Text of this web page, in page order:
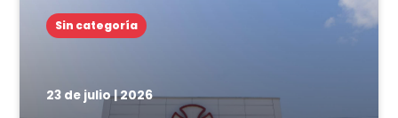
Sin categoría
23 de julio | 2026